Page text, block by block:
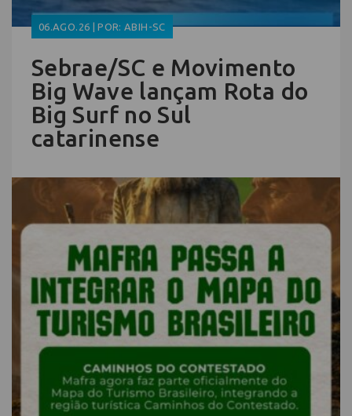
06.AGO.26 | POR: ABIH-SC
Sebrae/SC e Movimento
Big Wave lançam Rota do
Big Surf no Sul
catarinense